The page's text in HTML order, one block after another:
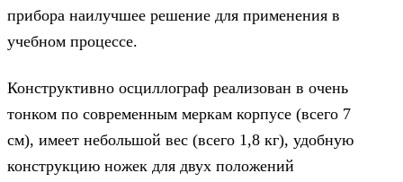
прибора наилучшее решение для применения в
учебном процессе.
Конструктивно осциллограф реализован в очень
тонком по современным меркам корпусе (всего 7
см), имеет небольшой вес (всего 1,8 кг), удобную
конструкцию ножек для двух положений